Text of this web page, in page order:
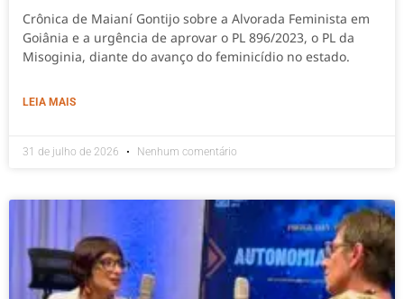
Crônica de Maianí Gontijo sobre a Alvorada Feminista em
Goiânia e a urgência de aprovar o PL 896/2023, o PL da
Misoginia, diante do avanço do feminicídio no estado.
LEIA MAIS
31 de julho de 2026 Nenhum comentário